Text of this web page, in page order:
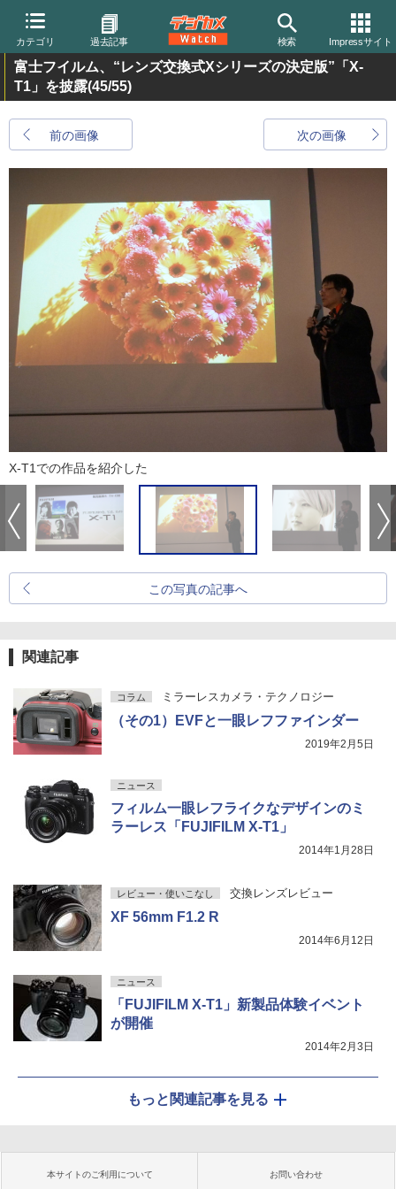
カテゴリ 過去記事 検索 Impressサイト
富士フイルム、“レンズ交換式Xシリーズの決定版”「X-
T1」を披露(45/55)
前の画像 次の画像
X-T1での作品を紹介した
この写真の記事へ
関連記事
コラム ミラーレスカメラ・テクノロジー
（その1）EVFと一眼レフファインダー
2019年2月5日
ニュース
フィルム一眼レフライクなデザインのミ
ラーレス「FUJIFILM X-T1」
2014年1月28日
レビュー・使いこなし 交換レンズレビュー
XF 56mm F1.2 R
2014年6月12日
ニュース
「FUJIFILM X-T1」新製品体験イベント
が開催
2014年2月3日
もっと関連記事を見る
本サイトのご利用について お問い合わせ